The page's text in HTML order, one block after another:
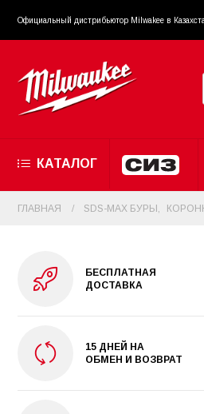
Официальный диcтрибьютор Milwakee в
КАТАЛОГ
ГЛАВНАЯ SDS-MAX БУРЫ
БЕСПЛАТНАЯ
ДОСТАВКА
15 ДНЕЙ НА
ОБМЕН И ВОЗВРАТ